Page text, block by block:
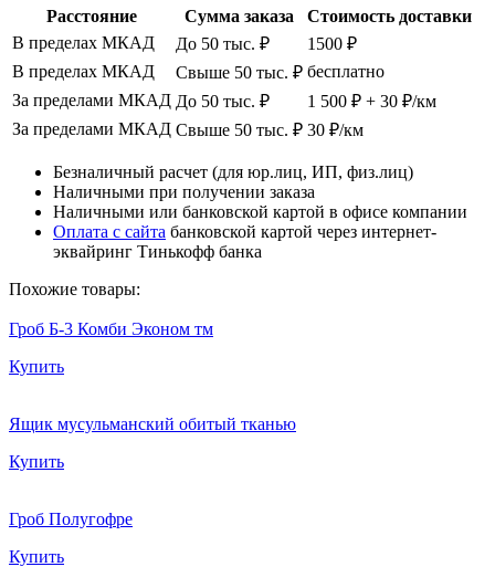
Расстояние Сумма заказа
Стоимость доставки
В пределах МКАД
До 50 тыс. ₽
1500 ₽
В пределах МКАД
Свыше 50 тыс. ₽ бесплатно
За пределами МКАД До 50 тыс. ₽
1 500 ₽ + 30 ₽/км
За пределами МКАД Свыше 50 тыс. ₽ 30 ₽/км
Безналичный расчет (для юр.лиц, ИП, физ.лиц)
Наличными при получении заказа
Наличными или банковской картой в офисе компании
Оплата с сайта банковской картой через интернет-
эквайринг Тинькофф банка
Похожие товары:
Гроб Б-3 Комби Эконом тм
Купить
Ящик мусульманский обитый тканью
Купить
Гроб Полугофре
Купить